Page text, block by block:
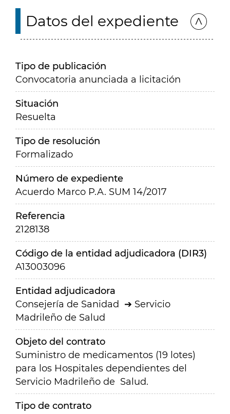
Datos del expediente
Tipo de publicación
Convocatoria anunciada a licitación
Situación
Resuelta
Tipo de resolución
Formalizado
Número de expediente
Acuerdo Marco P.A. SUM 14/2017
Referencia
2128138
Código de la entidad adjudicadora (DIR3)
A13003096
Entidad adjudicadora
Consejería de Sanidad
Servicio
Madrileño de Salud
Objeto del contrato
Suministro de medicamentos (19 lotes)
para los Hospitales dependientes del
Servicio Madrileño de Salud.
Tipo de contrato